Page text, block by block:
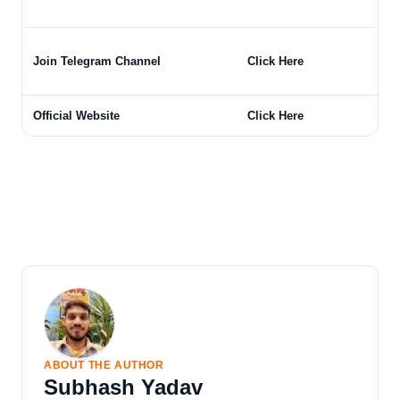
Join Telegram Channel Click Here
Official Website Click Here
ABOUT THE AUTHOR
Subhash Yadav